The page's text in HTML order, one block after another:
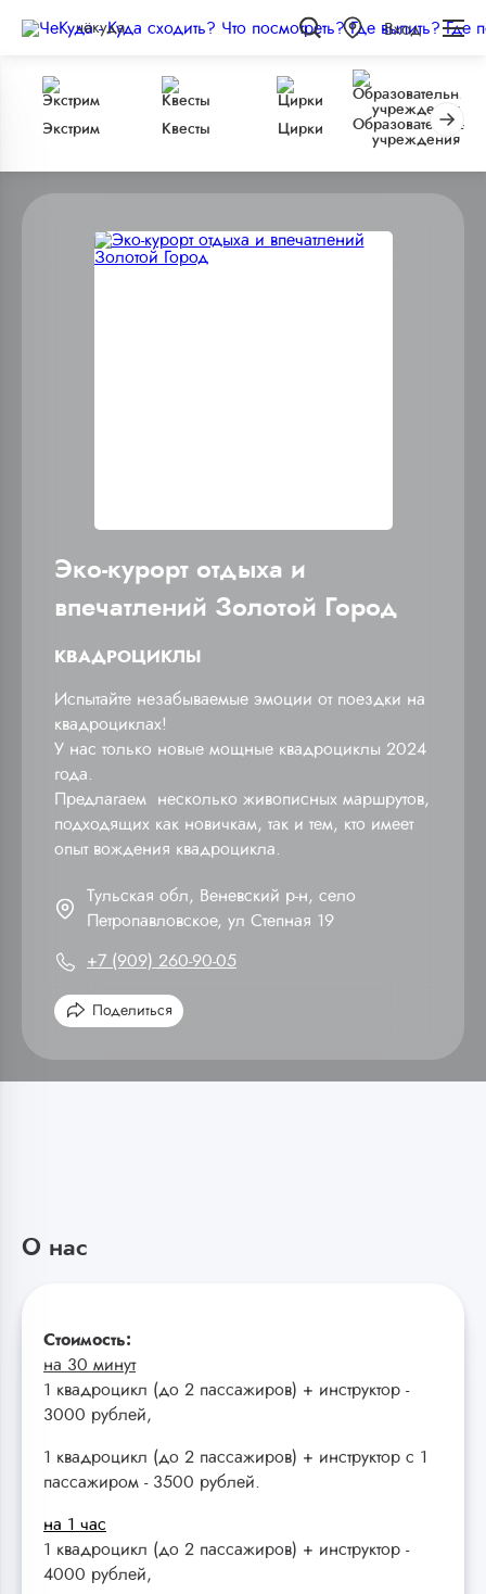
чёкуда Вход
Экстрим Квесты Цирки
Образовательные
учреждения
Эко-курорт отдыха и
впечатлений Золотой Город
КВАДРОЦИКЛЫ
Испытайте незабываемые эмоции от поездки на
квадроциклах!
У нас только новые мощные квадроциклы 2024
года.
Предлагаем несколько живописных маршрутов,
подходящих как новичкам, так и тем, кто имеет
опыт вождения квадроцикла.
Тульская обл, Веневский р-н, село
Петропавловское, ул Степная 19
+7 (909) 260-90-05
Поделиться
О нас
Стоимость:
на 30 минут
1 квадроцикл (до 2 пассажиров) + инструктор -
3000 рублей,
1 квадроцикл (до 2 пассажиров) + инструктор с 1
пассажиром - 3500 рублей.
на 1 час
1 квадроцикл (до 2 пассажиров) + инструктор -
4000 рублей,